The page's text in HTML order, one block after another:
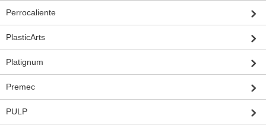
Perrocaliente
PlasticArts
Platignum
Premec
PULP